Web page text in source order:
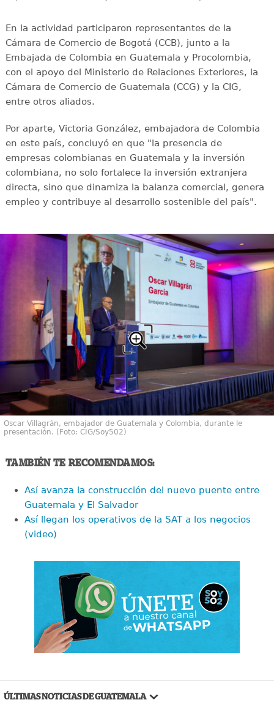
En la actividad participaron representantes de la
Cámara de Comercio de Bogotá (CCB), junto a la
Embajada de Colombia en Guatemala y Procolombia,
con el apoyo del Ministerio de Relaciones Exteriores, la
Cámara de Comercio de Guatemala (CCG) y la CIG,
entre otros aliados.
Por aparte, Victoria González, embajadora de Colombia
en este país, concluyó en que "la presencia de
empresas colombianas en Guatemala y la inversión
colombiana, no solo fortalece la inversión extranjera
directa, sino que dinamiza la balanza comercial, genera
empleo y contribuye al desarrollo sostenible del país".
Oscar Villagrán, embajador de Guatemala y Colombia, durante le
presentación. (Foto: CIG/Soy502)
TAMBIÉN TE RECOMENDAMOS:
Así avanza la construcción del nuevo puente entre
Guatemala y El Salvador
Así llegan los operativos de la SAT a los negocios
(video)
ÚLTIMAS NOTICIAS DE GUATEMALA